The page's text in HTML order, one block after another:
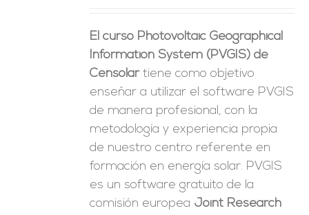
El curso Photovoltaic Geographical
Information System (PVGIS) de
Censolartiene como objetivo
enseñar a utilizar el software PVGIS
de manera profesional, con la
metodología y experiencia propia
de nuestro centro referente en
formación en energía solar. PVGIS
es un software gratuito de la
comisión europea Joint Research